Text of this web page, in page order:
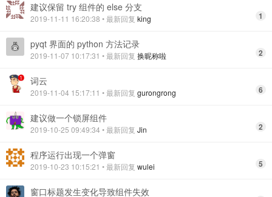
建议保留 try 组件的 else 分支
2019-11-11 16:20:38 • 最新回复 king 1
pyqt 界面的 python 方法记录
2019-11-07 10:17:31 • 最新回复 换昵称啦 2
词云
2019-11-04 15:17:11 • 最新回复 gurongrong 6
建议做一个锁屏组件
2019-10-25 09:49:34 • 最新回复 Jin 2
程序运行出现一个弹窗
2019-10-23 10:15:21 • 最新回复 wulei 5
窗口标题发生变化导致组件失效